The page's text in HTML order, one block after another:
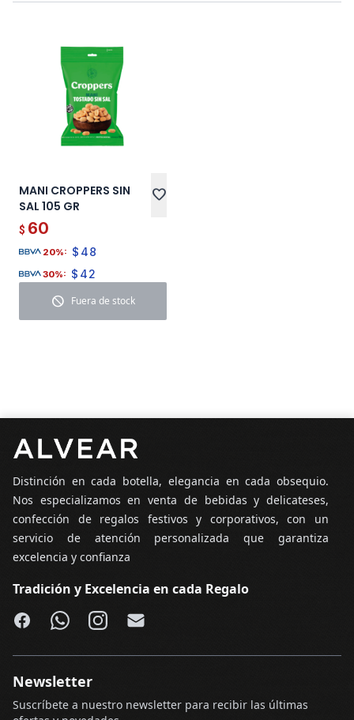
MANI CROPPERS SIN
SAL 105 GR
favorite
$ 60
20%: $ 48
30%: $ 42
block Fuera de stock
Distinción en cada botella, elegancia en cada obsequio.
Nos especializamos en venta de bebidas y delicateses,
confección de regalos festivos y corporativos, con un
servicio de atención personalizada que garantiza
excelencia y confianza
Tradición y Excelencia en cada Regalo
Facebook
WhatsApp
Instagram
Email
Newsletter
Suscríbete a nuestro newsletter para recibir las últimas